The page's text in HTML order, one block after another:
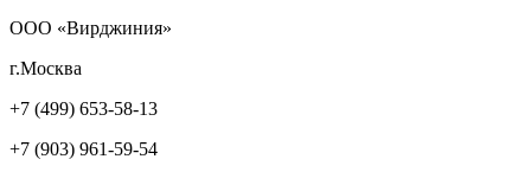
ООО «Вирджиния»
г.Москва
+7 (499) 653-58-13
+7 (903) 961-59-54